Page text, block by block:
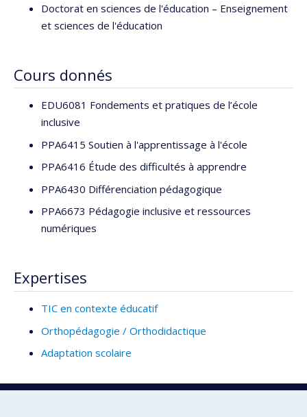
Doctorat en sciences de l'éducation – Enseignement
et sciences de l'éducation
Cours donnés
EDU6081 Fondements et pratiques de l’école
inclusive
PPA6415 Soutien à l'apprentissage à l'école
PPA6416 Étude des difficultés à apprendre
PPA6430 Différenciation pédagogique
PPA6673 Pédagogie inclusive et ressources
numériques
Expertises
TIC en contexte éducatif
Orthopédagogie / Orthodidactique
Adaptation scolaire
Consultez cette fiche sur :